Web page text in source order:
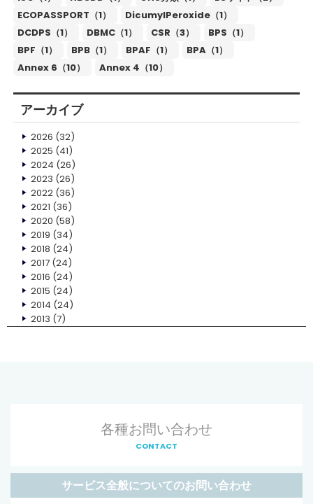
ECOPASSPORT（1）
DicumylPeroxide（1）
DCDPS（1）
DBMC（1） CSR（3）
BPS（1）
BPF（1）
BPB（1） BPAF（1）
BPA（1）
Annex 6（10）
Annex 4（10）
アーカイブ
2026 (32)
2025 (41)
2024 (26)
2023 (26)
2022(36)
2021 (36)
2020 (58)
2019 (34)
2018 (24)
2017(24)
2016 (24)
2015 (24)
2014 (24)
2013 (7)
各種お問い合わせ
CONTACT
サービス全般についてのお問い合わせ